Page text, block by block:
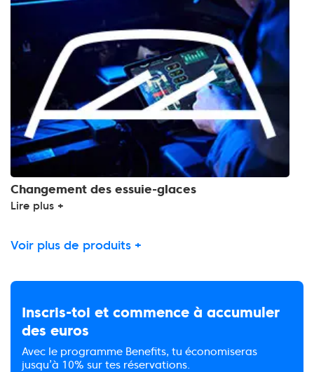
Changement des essuie-glaces
Lire plus +
Voir plus de produits +
Inscris-toi et commence à accumuler
des euros
Avec le programme Benefits, tu économiseras
jusqu’à 10% sur tes réservations.